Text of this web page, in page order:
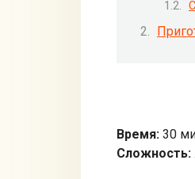
Время: 30
Сложность: